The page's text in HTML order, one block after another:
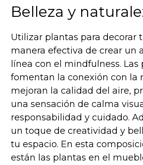
Belleza y
Utilizar plantas para decorar
manera efectiva de crear un
línea con el mindfulness. Las
fomentan la conexión con la
mejoran la calidad del aire,
una sensación de calma
responsabilidad y cuidado.
un toque de creatividad y
tu espacio. En esta
están las plantas en el